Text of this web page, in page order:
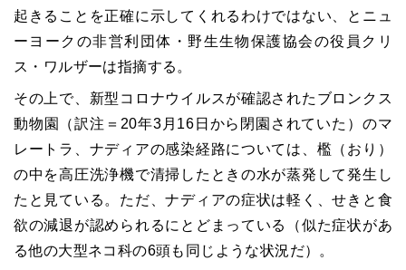
起きることを正確に示してくれるわけではない、とニュ
ーヨークの非営利団体・野生生物保護協会の役員クリ
ス・ワルザーは指摘する。
その上で、新型コロナウイルスが確認されたブロンクス
動物園（訳注＝20年3月16日から閉園されていた）のマ
レートラ、ナディアの感染経路については、檻（おり）
の中を高圧洗浄機で清掃したときの水が蒸発して発生し
たと見ている。ただ、ナディアの症状は軽く、せきと食
欲の減退が認められるにとどまっている（似た症状があ
る他の大型ネコ科の6頭も同じような状況だ）。